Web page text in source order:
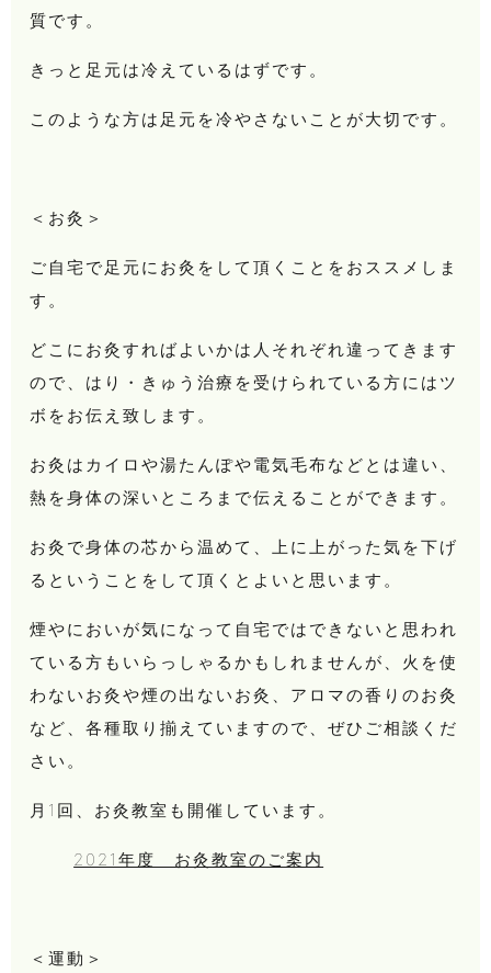
質です。
きっと足元は冷えているはずです。
このような方は足元を冷やさないことが大切です。
＜お灸＞
ご自宅で足元にお灸をして頂くことをおススメしま
す。
どこにお灸すればよいかは人それぞれ違ってきます
ので、はり・きゅう治療を受けられている方にはツ
ボをお伝え致します。
お灸はカイロや湯たんぽや電気毛布などとは違い、
熱を身体の深いところまで伝えることができます。
お灸で身体の芯から温めて、上に上がった気を下げ
るということをして頂くとよいと思います。
煙やにおいが気になって自宅ではできないと思われ
ている方もいらっしゃるかもしれませんが、火を使
わないお灸や煙の出ないお灸、アロマの香りのお灸
など、各種取り揃えていますので、ぜひご相談くだ
さい。
月1回、お灸教室も開催しています。
2021年度 お灸教室のご案内
＜運動＞